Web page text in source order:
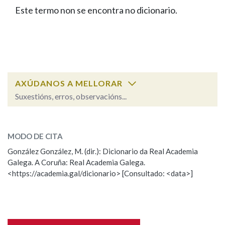
FIGURAS HOMENAXEADAS
PORTAL DAS PALABRAS
Facebook
TwitterYoutubeInstagram
Bluesky
BUSCAR NOS LEMAS
Remata por
BUSCAR NO CONTIDO
Nas definicións
Este termo non se encontra no dicionario.
AXÚDANOS A MELLORAR
Suxestións, erros, observacións...
Observación
Nome
MODO DE CITA
González González, M. (dir.): Dicionario da Real Academia
Galega. A Coruña: Real Academia Galega.
<https://academia.gal/dicionario> [Consultado: <data>]